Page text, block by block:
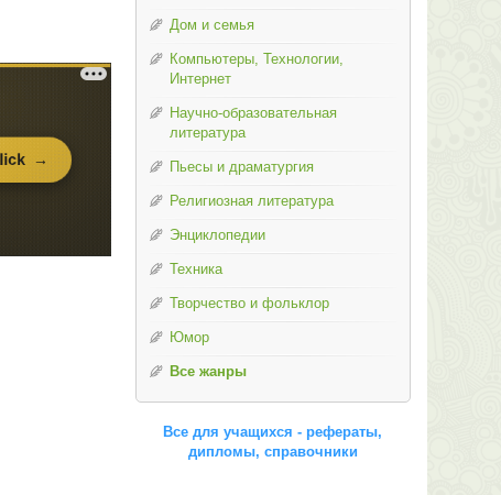
Дом и семья
Компьютеры, Технологии,
Интернет
Научно-образовательная
литература
Пьесы и драматургия
Религиозная литература
Энциклопедии
Техника
Творчество и фольклор
Юмор
Все жанры
Все для учащихся - рефераты,
дипломы, справочники